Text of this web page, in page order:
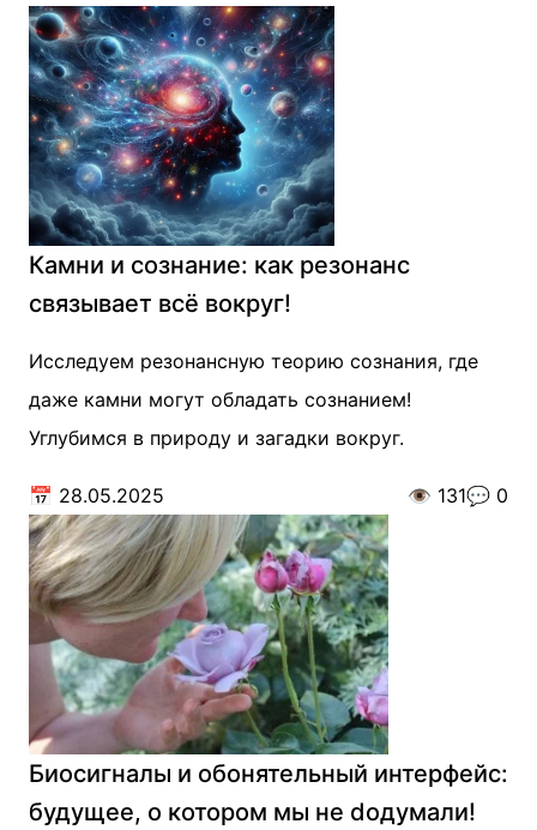
Камни и сознание: как резонанс
связывает всё вокруг!
Исследуем резонансную теорию сознания, где
даже камни могут обладать сознанием!
Углубимся в природу и загадки вокруг.
📅 28.05.2025 👁️ 131💬 0
Биосигналы и обонятельный интерфейс:
будущее, о котором мы не dодумали!